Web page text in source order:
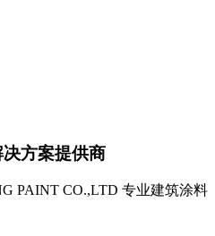
方案提供商
PAINT CO.,LTD 专业建筑涂料